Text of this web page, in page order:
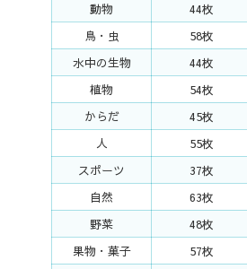
動物
44枚
鳥・虫
58枚
水中の生物
44枚
植物
54枚
からだ
45枚
人
55枚
スポーツ
37枚
自然
63枚
野菜
48枚
果物・菓子
57枚